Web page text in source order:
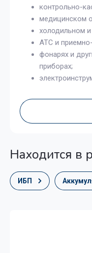
контрольно-
медицинском
холодильном
АТС и
фонарях и
приборах;
Находится в
ИБП